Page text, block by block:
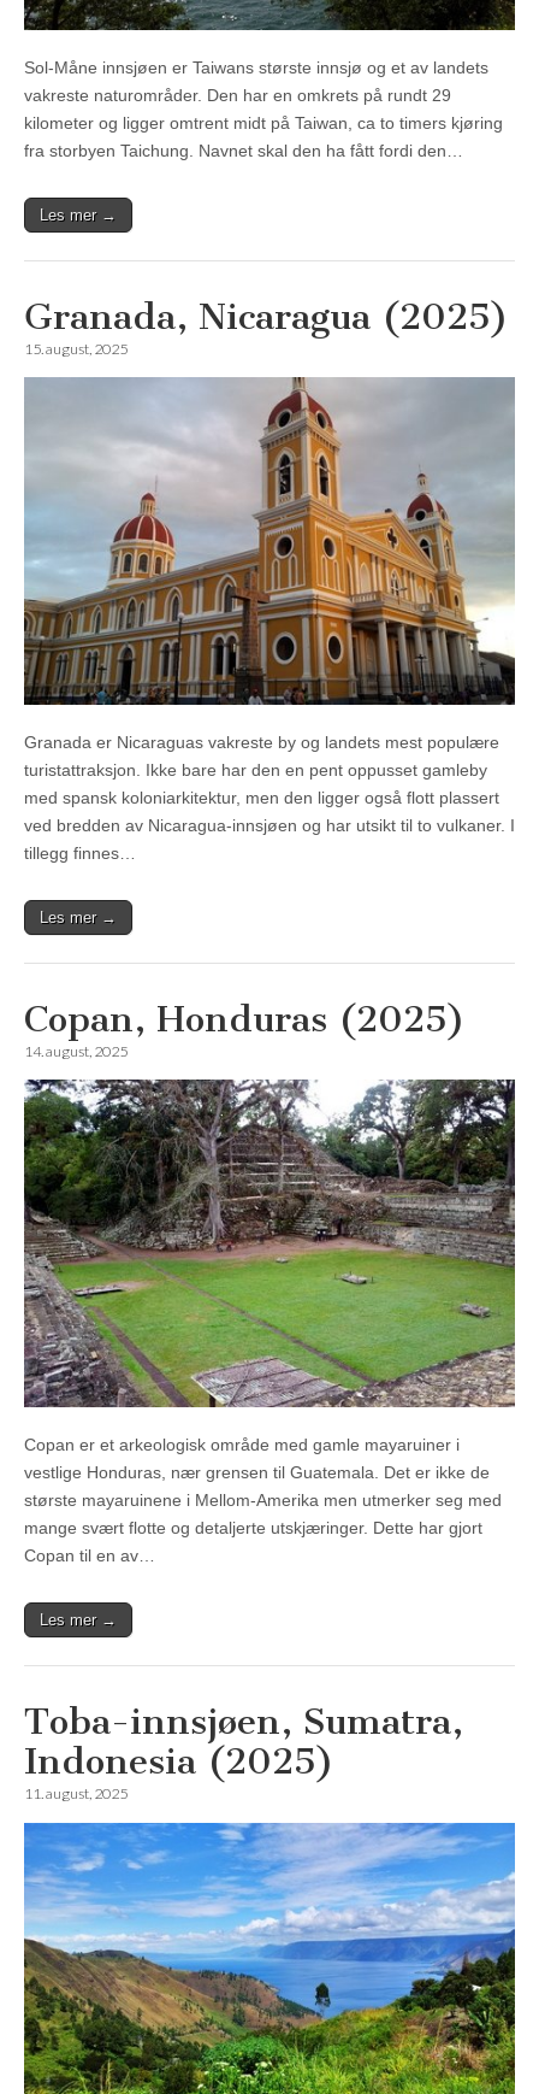
Sol-Måne innsjøen er Taiwans største innsjø og et av landets
vakreste naturområder. Den har en omkrets på rundt 29
kilometer og ligger omtrent midt på Taiwan, ca to timers kjøring
fra storbyen Taichung. Navnet skal den ha fått fordi den…
Les mer →
Granada, Nicaragua (2025)
15. august, 2025
Granada er Nicaraguas vakreste by og landets mest populære
turistattraksjon. Ikke bare har den en pent oppusset gamleby
med spansk koloniarkitektur, men den ligger også flott plassert
ved bredden av Nicaragua-innsjøen og har utsikt til to vulkaner. I
tillegg finnes…
Les mer →
Copan, Honduras (2025)
14. august, 2025
Copan er et arkeologisk område med gamle mayaruiner i
vestlige Honduras, nær grensen til Guatemala. Det er ikke de
største mayaruinene i Mellom-Amerika men utmerker seg med
mange svært flotte og detaljerte utskjæringer. Dette har gjort
Copan til en av…
Les mer →
Toba-innsjøen, Sumatra,
Indonesia (2025)
11. august, 2025